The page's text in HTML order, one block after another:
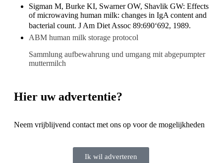
Sigman M, Burke KI, Swarner OW, Shavlik GW: Effects
of microwaving human milk: changes in IgA content and
bacterial count. J Am Diet Assoc 89:690‘692, 1989.
ABM human milk storage protocol
Sammlung aufbewahrung und umgang mit abgepumpter
muttermilch
Hier uw advertentie?
Neem vrijblijvend contact met ons op voor de mogelijkheden
Ik wil adverteren